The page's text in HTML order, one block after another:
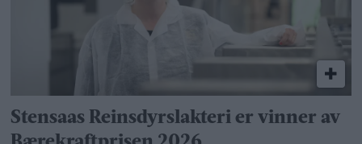
Stensaas Reinsdyrslakteri er vinner av